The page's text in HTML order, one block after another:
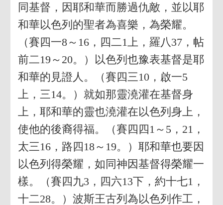
同基督，因耶和華而勝過仇敵，並以耶
和華以色列的聖者為喜樂，為榮耀。
（賽四一8～16，四二1上，羅八37，帖
前二19～20。）以色列也豫表基督是耶
和華的見證人。（賽四三10，啟一5
上，三14。）就如那靈澆灌在基督身
上，耶和華的靈也澆灌在以色列身上，
使他的後裔得福。（賽四四1～5，21，
太三16，路四18～19。）耶和華也要因
以色列得榮耀，如同神因基督得榮耀一
樣。（賽四九3，四六13下，約十七1，
十二28。）波斯王古列為以色列作工，